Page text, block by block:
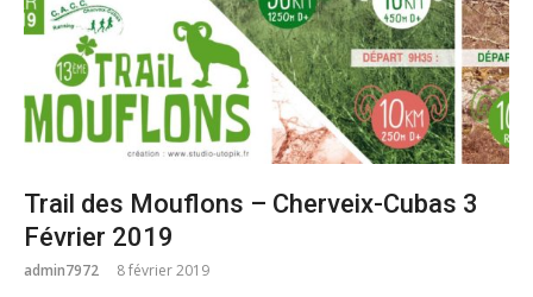
Trail des Mouflons – Cherveix-Cubas 3
Février 2019
admin7972 8 février 2019